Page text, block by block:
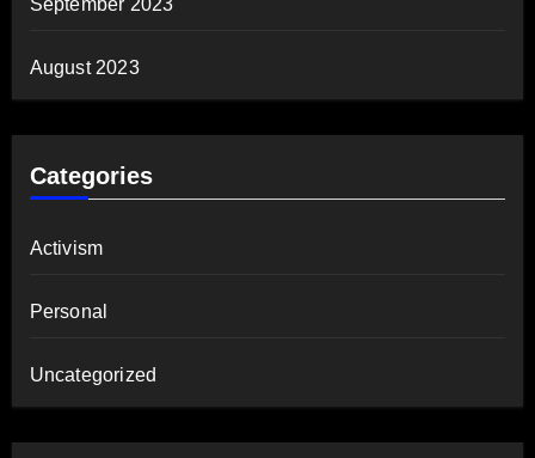
September 2023
August 2023
Categories
Activism
Personal
Uncategorized